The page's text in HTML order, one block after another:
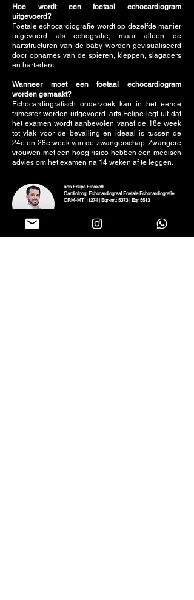
Hoe wordt een foetaal echocardiogram
uitgevoerd?
Foetale echocardiografie wordt op dezelfde manier
uitgevoerd als echografie, maar alleen de
hartstructuren van de baby worden gevisualiseerd
door opnames van de spieren, kleppen, slagaders
en hartaders.
Wanneer moet een foetaal echocardiogram
worden gemaakt?
Echocardiografisch onderzoek kan in het eerste
trimester worden uitgevoerd. arts Felipe legt uit dat
het examen wordt aanbevolen vanaf de 18e week
tot vlak voor de bevalling en ideaal is tussen de
24e en 28e week van de zwangerschap. Zwangere
vrouwen met een hoog risico hebben een medisch
advies om het examen na 14 weken af te leggen.
arts Felipe Finoketti
Cardioloog, Echocardiograaf Foetale Echocardiografie
CRM-MT 11274 | Eqr-nr.: 5373 | Eqr 5513
Universiteit van Rio Grande – FURG, 2009;
• Residentie in Interne Geneeskunde aan de Federale